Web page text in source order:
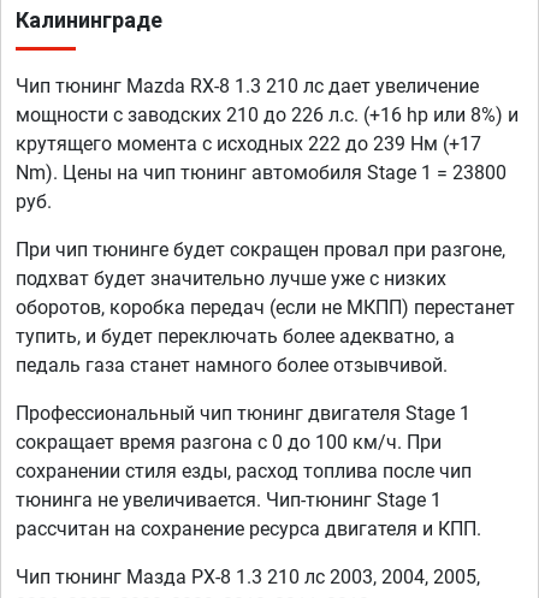
Калининграде
Чип тюнинг Mazda RX-8 1.3 210 лс дает увеличение
мощности с заводских 210 до 226 л.с. (+16 hp или 8%) и
крутящего момента с исходных 222 до 239 Нм (+17
Nm). Цены на чип тюнинг автомобиля Stage 1 = 23800
руб.
При чип тюнинге будет сокращен провал при разгоне,
подхват будет значительно лучше уже с низких
оборотов, коробка передач (если не МКПП) перестанет
тупить, и будет переключать более адекватно, а
педаль газа станет намного более отзывчивой.
Профессиональный чип тюнинг двигателя Stage 1
сокращает время разгона с 0 до 100 км/ч. При
сохранении стиля езды, расход топлива после чип
тюнинга не увеличивается. Чип-тюнинг Stage 1
рассчитан на сохранение ресурса двигателя и КПП.
Чип тюнинг Мазда РХ-8 1.3 210 лс 2003, 2004, 2005,